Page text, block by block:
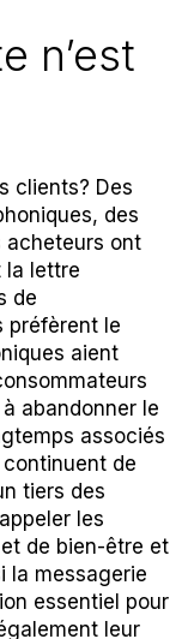
n’est
clients? Des
des
acheteurs ont
la lettre
de
préfèrent le
aient
abandonner le
associés
de
tiers des
les
de bien-être et
la messagerie
essentiel pour
leur